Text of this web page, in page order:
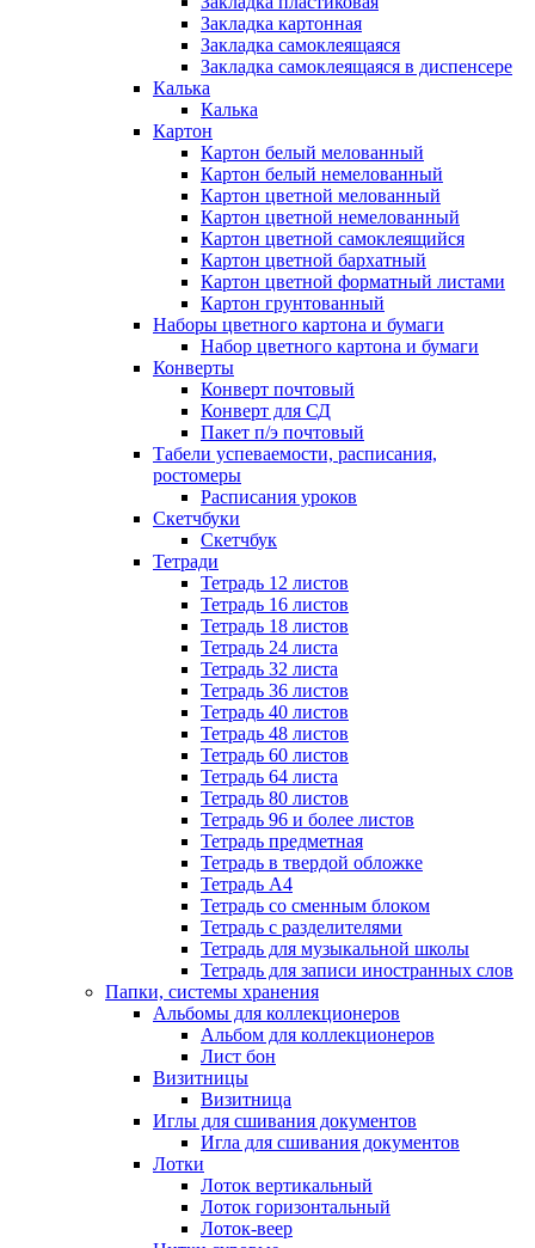
Закладка картонная
Закладка самоклеящаяся
Закладка самоклеящаяся в диспенсере
Калька
Калька
Картон
Картон белый мелованный
Картон белый немелованный
Картон цветной мелованный
Картон цветной немелованный
Картон цветной самоклеящийся
Картон цветной бархатный
Картон цветной форматный листами
Картон грунтованный
Наборы цветного картона и бумаги
Набор цветного картона и бумаги
Конверты
Конверт почтовый
Конверт для СД
Пакет п/э почтовый
Табели успеваемости, расписания,
ростомеры
Расписания уроков
Скетчбуки
Скетчбук
Тетради
Тетрадь 12 листов
Тетрадь 16 листов
Тетрадь 18 листов
Тетрадь 24 листа
Тетрадь 32 листа
Тетрадь 36 листов
Тетрадь 40 листов
Тетрадь 48 листов
Тетрадь 60 листов
Тетрадь 64 листа
Тетрадь 80 листов
Тетрадь 96 и более листов
Тетрадь предметная
Тетрадь в твердой обложке
Тетрадь А4
Тетрадь со сменным блоком
Тетрадь с разделителями
Тетрадь для музыкальной школы
Тетрадь для записи иностранных слов
Папки, системы хранения
Альбомы для коллекционеров
Альбом для коллекционеров
Лист бон
Визитницы
Визитница
Иглы для сшивания документов
Игла для сшивания документов
Лотки
Лоток вертикальный
Лоток горизонтальный
Лоток-веер